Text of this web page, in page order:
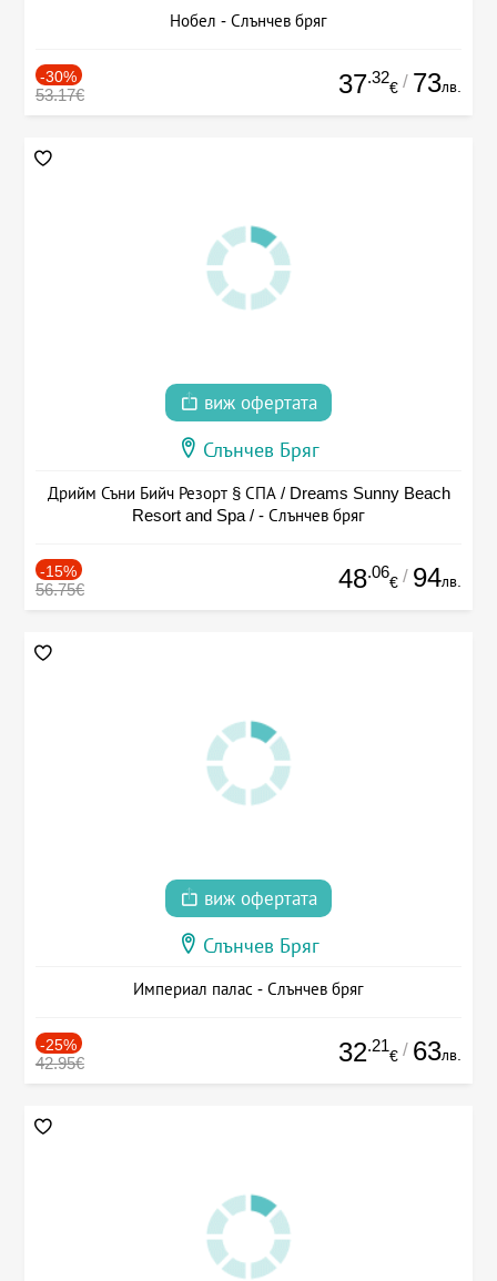
Нобел - Слънчев бряг
-30%
53.17€ 37.32
€ / 73лв.
виж офертата
Слънчев Бряг
Дрийм Съни Бийч Резорт § СПА / Dreams Sunny Beach
Resort and Spa / - Слънчев бряг
-15%
56.75€ 48.06
€ / 94лв.
виж офертата
Слънчев Бряг
Империал палас - Слънчев бряг
-25%
42.95€ 32.21
€ / 63лв.